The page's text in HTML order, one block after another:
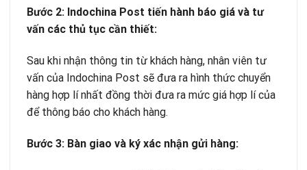
Bước 2: Indochina Post tiến hành báo giá và tư
vấn các thủ tục cần thiết:
Sau khi nhận thông tin từ khách hàng, nhân viên tư
vấn của Indochina Post sẽ đưa ra hình thức chuyển
hàng hợp lí nhất đồng thời đưa ra mức giá hợp lí của
để thông báo cho khách hàng.
Bước 3: Bàn giao và ký xác nhận gửi hàng: